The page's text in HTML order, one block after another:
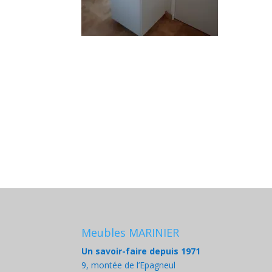
Meubles MARINIER
Un savoir-faire depuis 1971
9, montée de l’Epagneul